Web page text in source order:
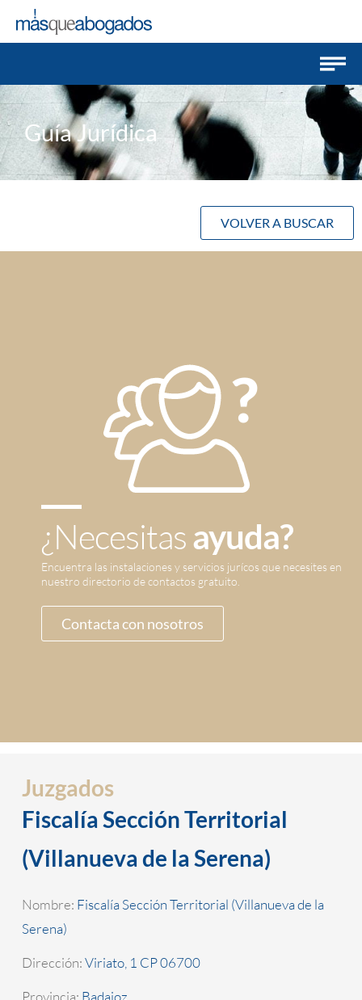
Guía Jurídica
VOLVER A BUSCAR
¿Necesitasayuda?
Encuentra las instalaciones y servicios jurícos que necesites en
nuestro directorio de contactos gratuito.
Contacta con nosotros
Juzgados
Fiscalía Sección Territorial
(Villanueva de la Serena)
Nombre: Fiscalía Sección Territorial (Villanueva de la
Serena)
Dirección:Viriato, 1 CP 06700